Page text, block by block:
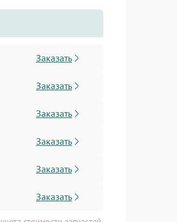
Заказать
Заказать
Заказать
Заказать
Заказать
Заказать